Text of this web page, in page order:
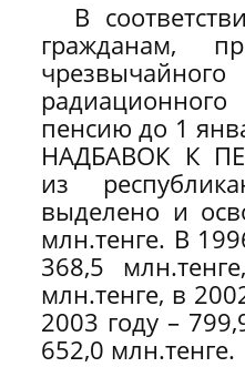
В
гражданам,
пенсию до 1
НАДБАВОК К
из
выделено и
млн.тенге. В
368,5
млн.тенге, в
2003 году –
652,0 млн.тенге.